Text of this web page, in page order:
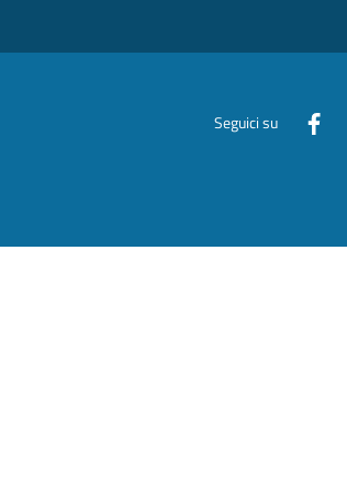
Seguici su